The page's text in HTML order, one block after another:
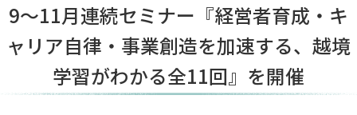
い
タ
で
い
タ
で
い
タ
コ
ー
9〜11月連続セミナー『経営者育成・キ
ャリア自律・事業創造を加速する、越境
学習がわかる全11回』を開催